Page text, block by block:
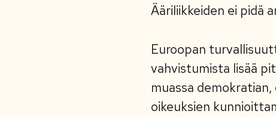
Ääriliikkeiden ei pidä
Euroopan
vahvistumista lisää
muassa
oikeuksien